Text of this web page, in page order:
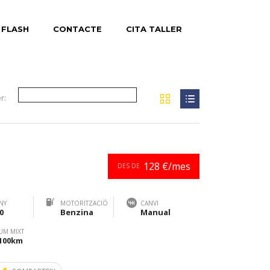
CONTACTE CITA TALLER
DES DE 128 €/mes
MOTORITZACIÓ
Benzina
CANVI
Manual
MIXT